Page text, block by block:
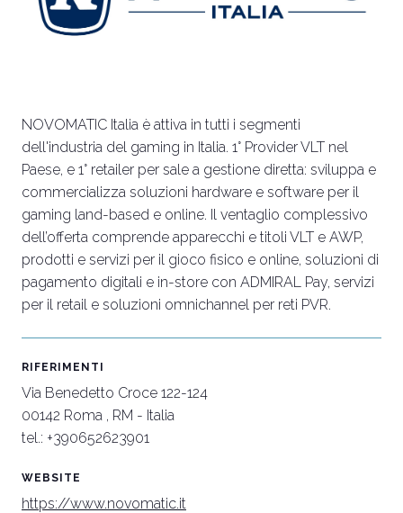
SCOPRI DI PIÙ
person
A cura di: IT EN
NOVOMATIC Italia è attiva in tutti i segmenti
dell'industria del gaming in Italia. 1° Provider VLT nel
Paese, e 1° retailer per sale a gestione diretta: sviluppa e
commercializza soluzioni hardware e software per il
gaming land-based e online. Il ventaglio complessivo
dell’offerta comprende apparecchi e titoli VLT e AWP,
prodotti e servizi per il gioco fisico e online, soluzioni di
pagamento digitali e in-store con ADMIRAL Pay, servizi
per il retail e soluzioni omnichannel per reti PVR.
RIFERIMENTI
Via Benedetto Croce 122-124
00142 Roma , RM - Italia
tel.: +390652623901
WEBSITE
https://www.novomatic.it